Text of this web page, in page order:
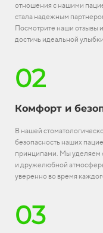
отношения с нашими
стала надежным
Посмотрите наши отзывы
достичь идеальной
02
Комфорт и
В нашей
безопасность наших
принципами. Мы уделяем
и дружелюбной
уверенно во время
03